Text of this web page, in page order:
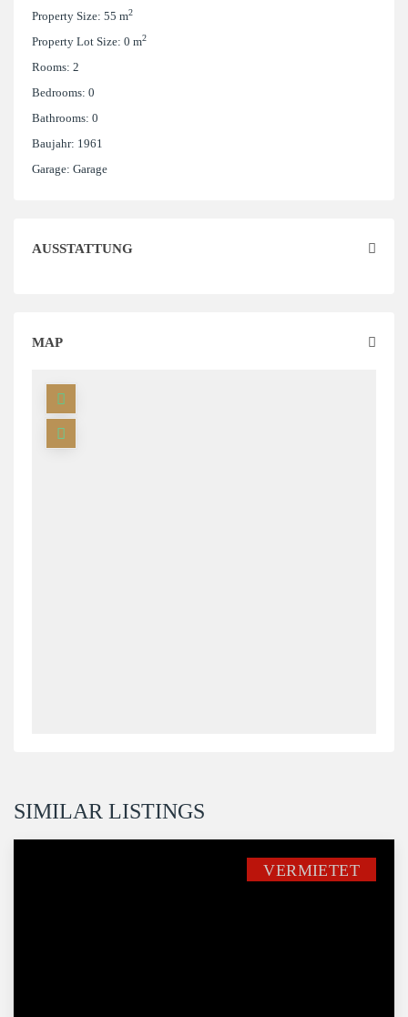
Property Size: 55 m2
Property Lot Size: 0 m2
Rooms: 2
Bedrooms: 0
Bathrooms: 0
Baujahr: 1961
Garage: Garage
AUSSTATTUNG
MAP
SIMILAR LISTINGS
VERMIETET